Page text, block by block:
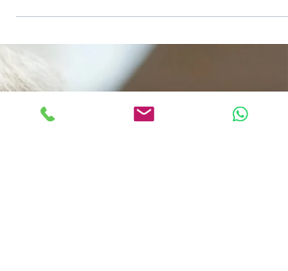
O futuro da saúde do
homem